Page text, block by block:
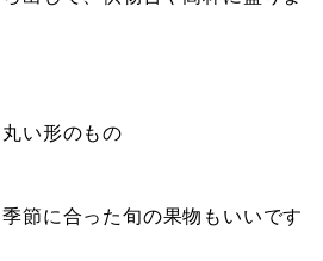
い形のもの
節に合った旬の果物もいいです